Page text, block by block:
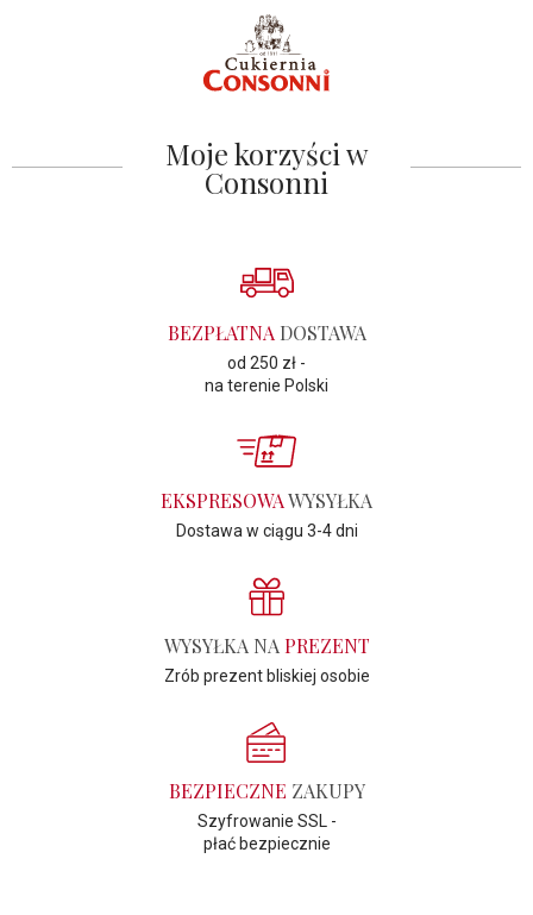
Moje korzyści w
Consonni
BEZPŁATNA DOSTAWA
od 250 zł -
na terenie Polski
EKSPRESOWAWYSYŁKA
Dostawa w ciągu 3-4 dni
WYSYŁKA NAPREZENT
Zrób prezent bliskiej osobie
BEZPIECZNE ZAKUPY
Szyfrowanie SSL -
płać bezpiecznie